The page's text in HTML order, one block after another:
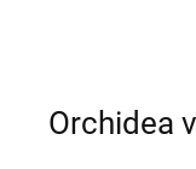
Orchidea